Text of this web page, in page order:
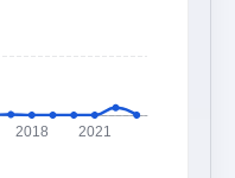
2018 2021